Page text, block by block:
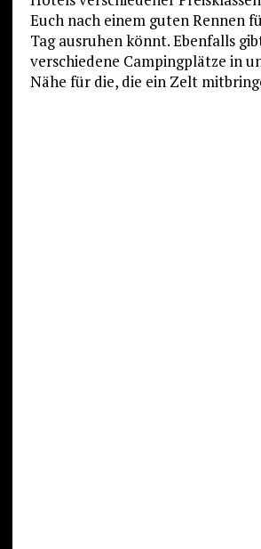
Euch nach einem guten Rennen
Tag ausruhen könnt. Ebenfalls
verschiedene Campingplätze in
Nähe für die, die ein Zelt